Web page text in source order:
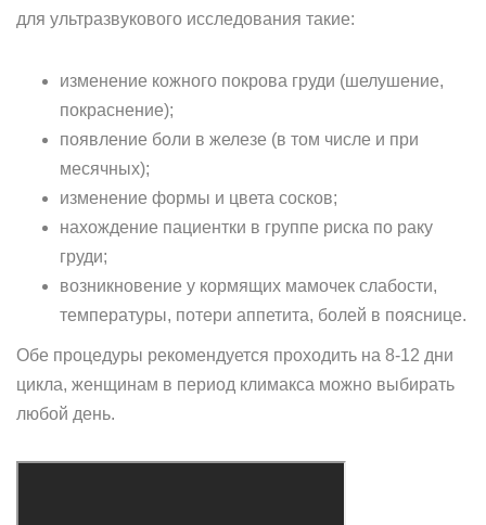
для ультразвукового исследования такие:
изменение кожного покрова груди (шелушение,
покраснение);
появление боли в железе (в том числе и при
месячных);
изменение формы и цвета сосков;
нахождение пациентки в группе риска по раку
груди;
возникновение у кормящих мамочек слабости,
температуры, потери аппетита, болей в пояснице.
Обе процедуры рекомендуется проходить на 8-12 дни
цикла, женщинам в период климакса можно выбирать
любой день.